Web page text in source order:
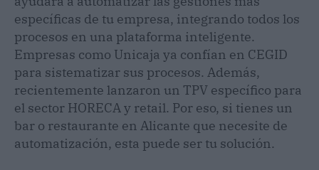
específicas de tu empresa, integrando todos los
procesos en una plataforma inteligente.
Empresas como Unicaja ya confían en CEGID
para sistematizar sus procesos. Además,
recientemente lanzaron un TPV específico para
el sector HORECA y retail. Por eso, si tienes un
bar o restaurante en Alicante que necesite de
automatización, esta puede ser tu solución.